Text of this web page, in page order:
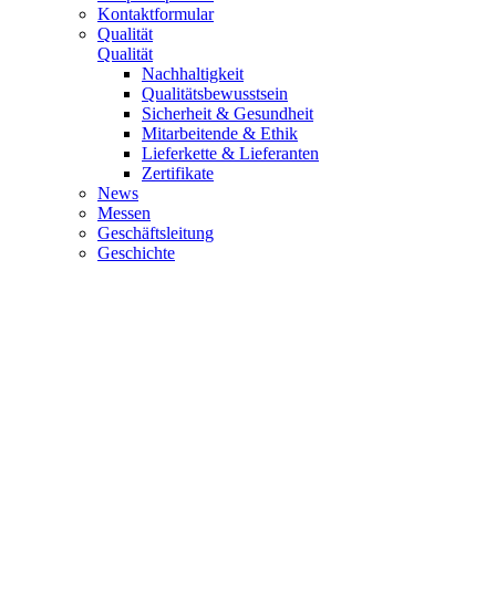
Kontaktformular
Qualität
Qualität
Nachhaltigkeit
Qualitätsbewusstsein
Sicherheit & Gesundheit
Mitarbeitende & Ethik
Lieferkette & Lieferanten
Zertifikate
News
Messen
Geschäftsleitung
Geschichte